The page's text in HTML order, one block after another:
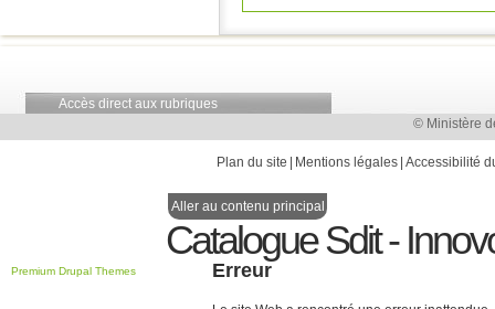
Accès direct aux rubriques
© Ministère
Plan du site Mentions légales Accessibilité
Aller au contenu principal
Catalogue Sdit -
Erreur
Premium Drupal Themes